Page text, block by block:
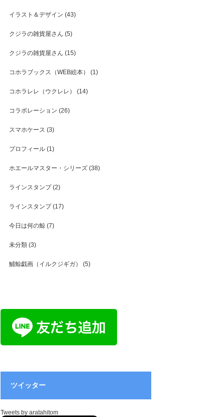
イラスト＆デザイン (43)
クジラの雑貨屋さん (5)
クジラの雑貨屋さん (15)
コホラブックス（WEB絵本） (1)
コホラレレ（ウクレレ） (14)
コラボレーション (26)
スマホケース (3)
プロフィール (1)
ホエールマスター・シリーズ (38)
ラインスタンプ(2)
ラインスタンプ(17)
今日は何の鯨 (7)
未分類 (3)
鯆鯨戯画（イルクジギガ） (5)
ツイッター
Tweets by aratahitom